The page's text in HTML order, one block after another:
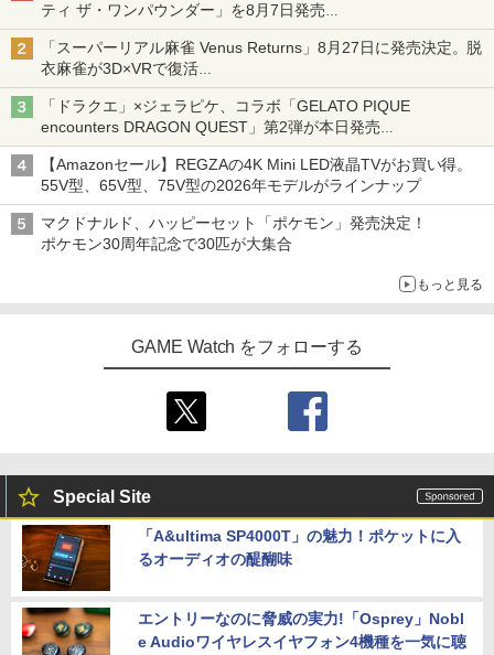
ティ ザ・ワンパウンダー」を8月7日発売
「特製ガーリックマヨソース」を使用した超大型チーズバーガー
「スーパーリアル麻雀 Venus Returns」8月27日に発売決定。脱
衣麻雀が3D×VRで復活
発売から2週間は20%オフになるセールが実施
「ドラクエ」×ジェラピケ、コラボ「GELATO PIQUE
encounters DRAGON QUEST」第2弾が本日発売
アイスカップに入ったスライムやわたぼう、ベビーサタンなどが
オリジナルアートで登場
【Amazonセール】REGZAの4K Mini LED液晶TVがお買い得。
55V型、65V型、75V型の2026年モデルがラインナップ
マクドナルド、ハッピーセット「ポケモン」発売決定！
ポケモン30周年記念で30匹が大集合
もっと見る
GAME Watch をフォローする
Special Site
「A&ultima SP4000T」の魅力！ポケットに入
るオーディオの醍醐味
エントリーなのに脅威の実力!「Osprey」Nobl
e Audioワイヤレスイヤフォン4機種を一気に聴